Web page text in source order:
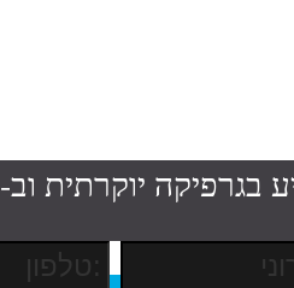
בגרפיקה יוקרתית וב-